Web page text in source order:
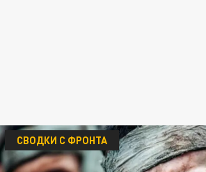
СВОДКИ С ФРОНТА